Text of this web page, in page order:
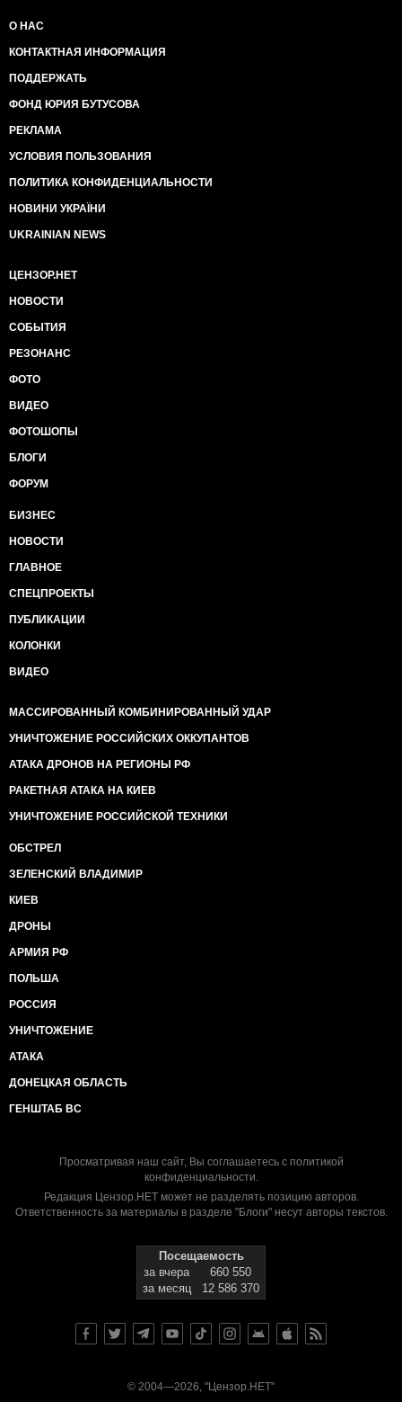
О НАС
КОНТАКТНАЯ ИНФОРМАЦИЯ
ПОДДЕРЖАТЬ
ФОНД ЮРИЯ БУТУСОВА
РЕКЛАМА
УСЛОВИЯ ПОЛЬЗОВАНИЯ
ПОЛИТИКА КОНФИДЕНЦИАЛЬНОСТИ
НОВИНИ УКРАЇНИ
UKRAINIAN NEWS
ЦЕНЗОР.НЕТ
НОВОСТИ
СОБЫТИЯ
РЕЗОНАНС
ФОТО
ВИДЕО
ФОТОШОПЫ
БЛОГИ
ФОРУМ
БИЗНЕС
НОВОСТИ
ГЛАВНОЕ
СПЕЦПРОЕКТЫ
ПУБЛИКАЦИИ
КОЛОНКИ
ВИДЕО
МАССИРОВАННЫЙ КОМБИНИРОВАННЫЙ УДАР
УНИЧТОЖЕНИЕ РОССИЙСКИХ ОККУПАНТОВ
АТАКА ДРОНОВ НА РЕГИОНЫ РФ
РАКЕТНАЯ АТАКА НА КИЕВ
УНИЧТОЖЕНИЕ РОССИЙСКОЙ ТЕХНИКИ
ОБСТРЕЛ
ЗЕЛЕНСКИЙ ВЛАДИМИР
КИЕВ
ДРОНЫ
АРМИЯ РФ
ПОЛЬША
РОССИЯ
УНИЧТОЖЕНИЕ
АТАКА
ДОНЕЦКАЯ ОБЛАСТЬ
ГЕНШТАБ ВС
Просматривая наш сайт, Вы соглашаетесь с политикой
конфиденциальности.
Редакция Цензор.НЕТ может не разделять позицию авторов.
Ответственность за материалы в разделе "Блоги" несут авторы текстов.
Посещаемость
за вчера
660 550
за месяц
12 586 370
© 2004—2026, "Цензор.НЕТ"